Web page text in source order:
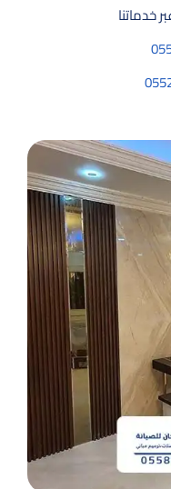
خدماتنا